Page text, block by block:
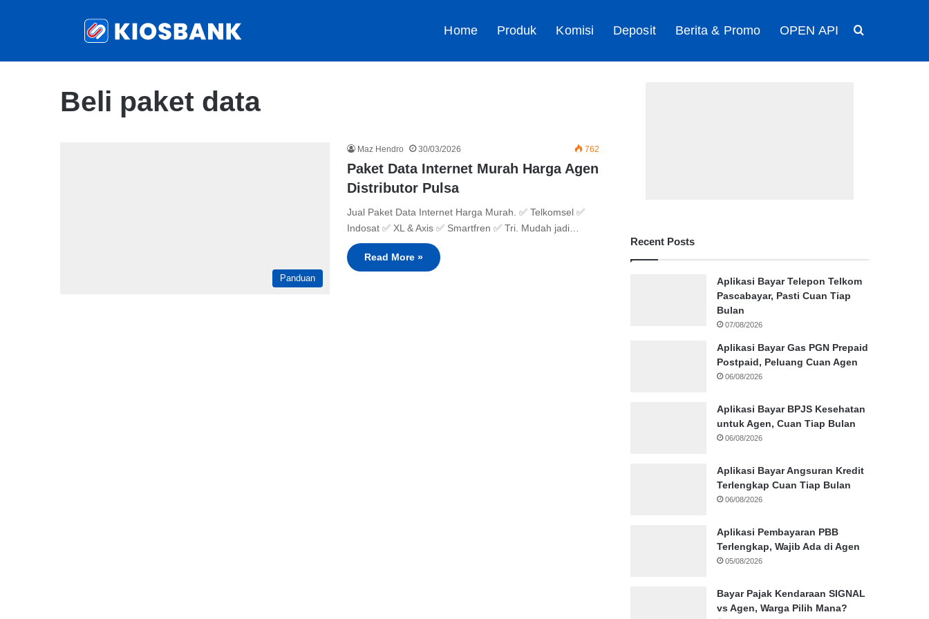
Home Produk Komisi Deposit Berita & Promo OPEN API
Beli paket data
Panduan
Maz Hendro 30/03/2026 762
Paket Data Internet Murah Harga Agen
Distributor Pulsa
Jual Paket Data Internet Harga Murah. ✅ Telkomsel ✅
Indosat ✅ XL & Axis ✅ Smartfren ✅ Tri. Mudah jadi…
Read More »
Recent Posts
Aplikasi Bayar Telepon Telkom
Pascabayar, Pasti Cuan Tiap
Bulan
07/08/2026
Aplikasi Bayar Gas PGN Prepaid
Postpaid, Peluang Cuan Agen
06/08/2026
Aplikasi Bayar BPJS Kesehatan
untuk Agen, Cuan Tiap Bulan
06/08/2026
Aplikasi Bayar Angsuran Kredit
Terlengkap Cuan Tiap Bulan
06/08/2026
Aplikasi Pembayaran PBB
Terlengkap, Wajib Ada di Agen
05/08/2026
Bayar Pajak Kendaraan SIGNAL
vs Agen, Warga Pilih Mana?